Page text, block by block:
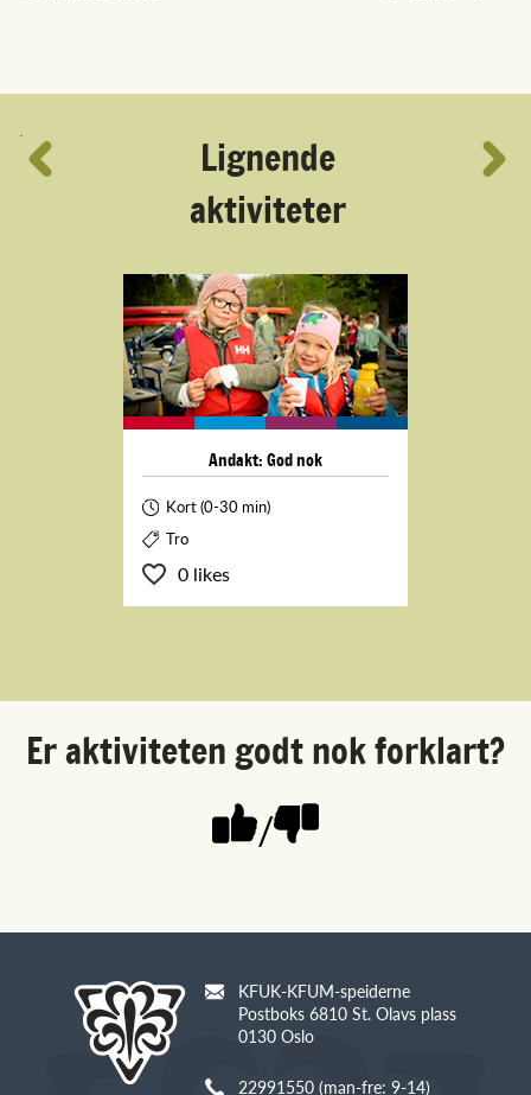
´
Lignende
aktiviteter
Andakt: God nok
Kort (0-30 min)
Tro
0 likes
Er aktiviteten godt nok forklart?
/
KFUK-KFUM-speiderne
Postboks 6810 St. Olavs plass
0130 Oslo
22991550 (man-fre: 9-14)